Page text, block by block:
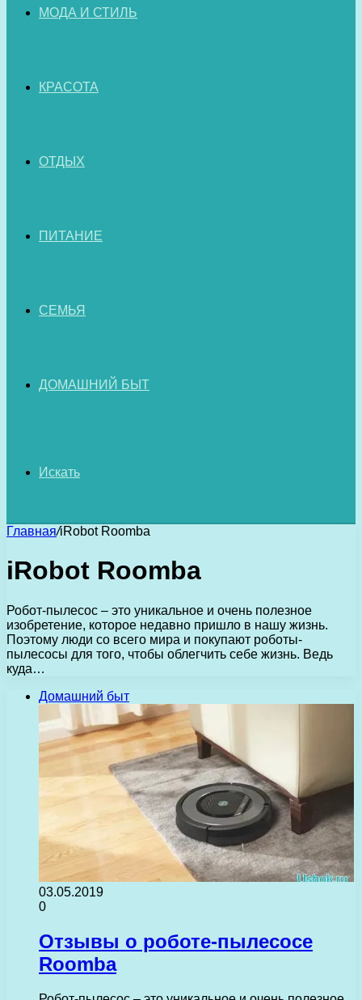
МОДА И СТИЛЬ
КРАСОТА
ОТДЫХ
ПИТАНИЕ
СЕМЬЯ
ДОМАШНИЙ БЫТ
Искать
Главная/iRobot Roomba
iRobot Roomba
Робот-пылесос – это уникальное и очень полезное
изобретение, которое недавно пришло в нашу жизнь.
Поэтому люди со всего мира и покупают роботы-
пылесосы для того, чтобы облегчить себе жизнь. Ведь
куда…
Домашний быт
03.05.2019
0
Отзывы о роботе-пылесосе
Roomba